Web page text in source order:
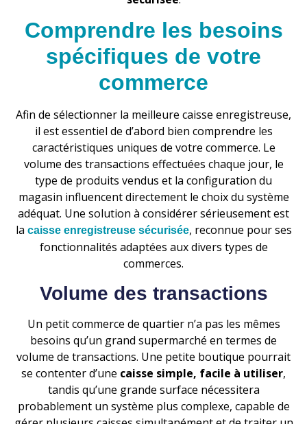
Comprendre les besoins
spécifiques de votre
commerce
Afin de sélectionner la meilleure caisse enregistreuse,
il est essentiel de d’abord bien comprendre les
caractéristiques uniques de votre commerce. Le
volume des transactions effectuées chaque jour, le
type de produits vendus et la configuration du
magasin influencent directement le choix du système
adéquat. Une solution à considérer sérieusement est
la caisse enregistreuse sécurisée, reconnue pour ses
fonctionnalités adaptées aux divers types de
commerces.
Volume des transactions
Un petit commerce de quartier n’a pas les mêmes
besoins qu’un grand supermarché en termes de
volume de transactions. Une petite boutique pourrait
se contenter d’une caisse simple, facile à utiliser,
tandis qu’une grande surface nécessitera
probablement un système plus complexe, capable de